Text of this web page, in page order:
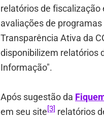
relatórios de fiscalização
avaliações de
Transparência Ativa da
disponibilizem relatórios
Informação".
Após sugestão da
em seu site[3] relatórios